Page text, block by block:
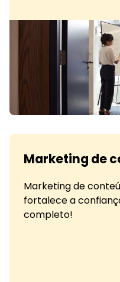
Marketing de
Marketing de
fortalece a
completo!